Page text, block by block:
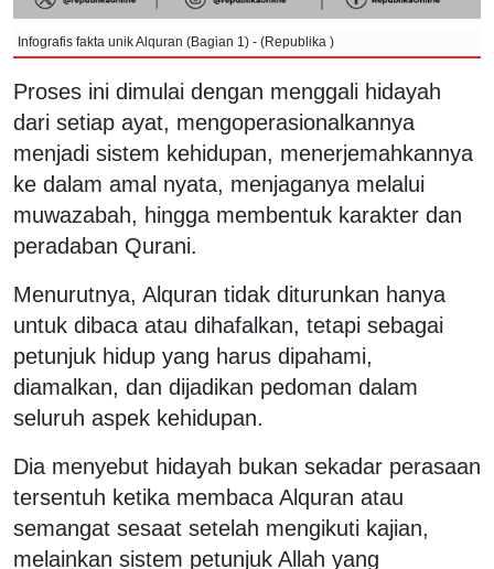
Infografis fakta unik Alquran (Bagian 1) - (Republika )
Proses ini dimulai dengan menggali hidayah
dari setiap ayat, mengoperasionalkannya
menjadi sistem kehidupan, menerjemahkannya
ke dalam amal nyata, menjaganya melalui
muwazabah, hingga membentuk karakter dan
peradaban Qurani.
Menurutnya, Alquran tidak diturunkan hanya
untuk dibaca atau dihafalkan, tetapi sebagai
petunjuk hidup yang harus dipahami,
diamalkan, dan dijadikan pedoman dalam
seluruh aspek kehidupan.
Dia menyebut hidayah bukan sekadar perasaan
tersentuh ketika membaca Alquran atau
semangat sesaat setelah mengikuti kajian,
melainkan sistem petunjuk Allah yang